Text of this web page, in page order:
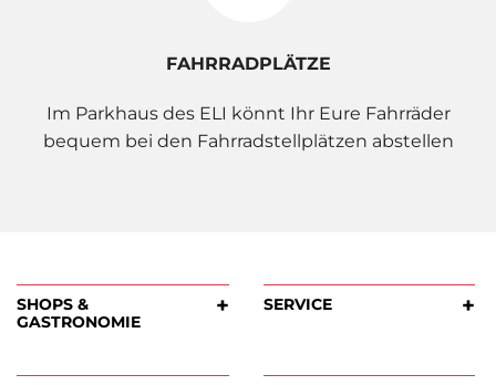
FAHRRADPLÄTZE
Im Parkhaus des ELI könnt Ihr Eure Fahrräder
bequem bei den Fahrradstellplätzen abstellen